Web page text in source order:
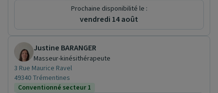
Prochaine disponibilité le :
vendredi 14 août
Justine BARANGER
Masseur-kinésithérapeute
3 Rue Maurice Ravel
49340 Trémentines
Conventionné secteur 1